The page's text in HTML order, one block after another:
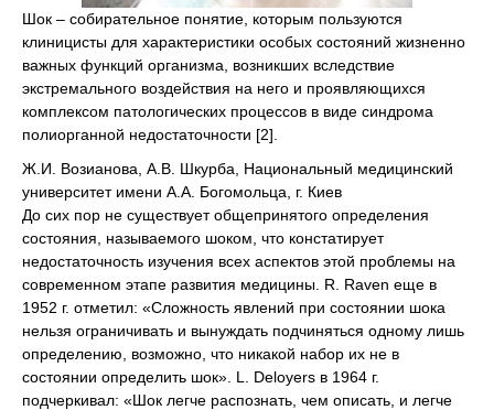
Шок – собирательное понятие, которым пользуются
клиницисты для характеристики особых состояний жизненно
важных функций организма, возникших вследствие
экстремального воздействия на него и проявляющихся
комплексом патологических процессов в виде синдрома
полиорганной недостаточности [2].
Ж.И. Возианова, А.В. Шкурба, Национальный медицинский
университет имени А.А. Богомольца, г. Киев
До сих пор не существует общепринятого определения
состояния, называемого шоком, что констатирует
недостаточность изучения всех аспектов этой проблемы на
современном этапе развития медицины. R. Raven еще в
1952 г. отметил: «Сложность явлений при состоянии шока
нельзя ограничивать и вынуждать подчиняться одному лишь
определению, возможно, что никакой набор их не в
состоянии определить шок». L. Deloyers в 1964 г.
подчеркивал: «Шок легче распознать, чем описать, и легче